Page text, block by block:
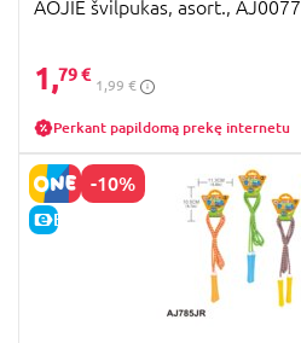
AOJIE švilpukas, asort., AJ0077
1,79 €
1,99 €
Perkant papildomą prekę internetu
-10%
E-KAINA